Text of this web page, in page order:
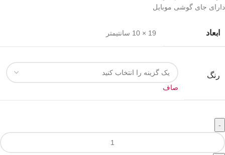
دارای جای گوشی موبایل
ابعاد 19 × 10 سانتیمتر
رنگ
صاف